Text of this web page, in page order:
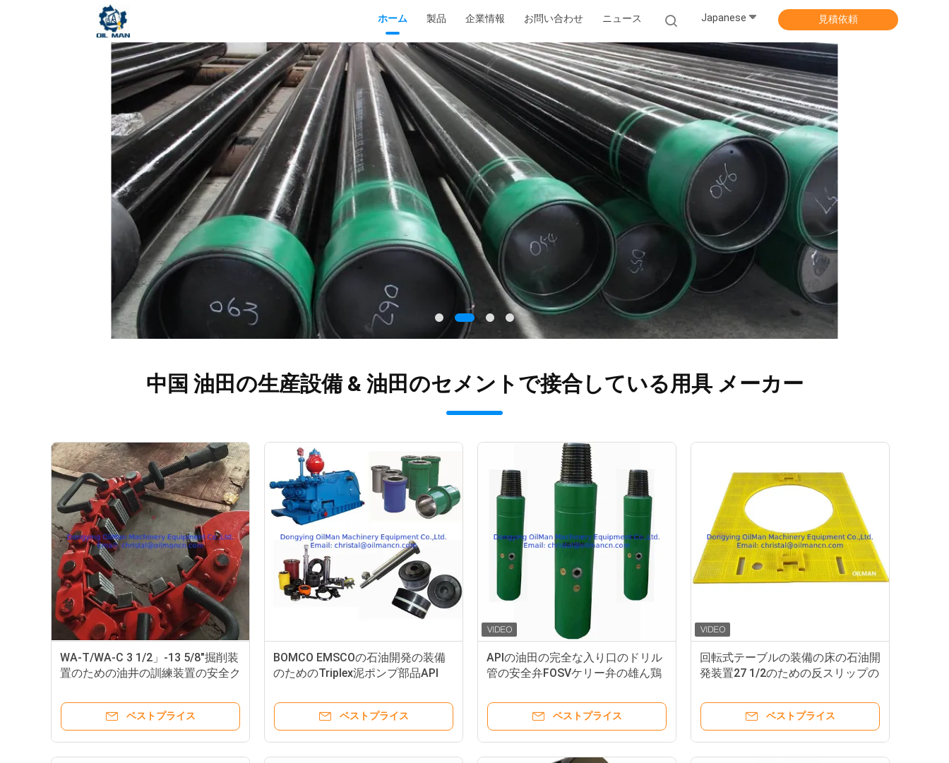
ホーム 製品 企業情報 お問い合わせ ニュース Japanese 見積依頼
中国 油田の生産設備 & 油田のセメントで接合している用具 メーカー
WA-T/WA-C 3 1/2」-13 5/8"掘削装
置のための油井の訓練装置の安全ク
ベストプライス
BOMCO EMSCOの石油開発の装備
のためのTriplex泥ポンプ部品API
ベストプライス
APIの油田の完全な入り口のドリル
管の安全弁FOSVケリー弁の雄ん鶏
ベストプライス
回転式テーブルの装備の床の石油開
発装置27 1/2のための反スリップの
ベストプライス